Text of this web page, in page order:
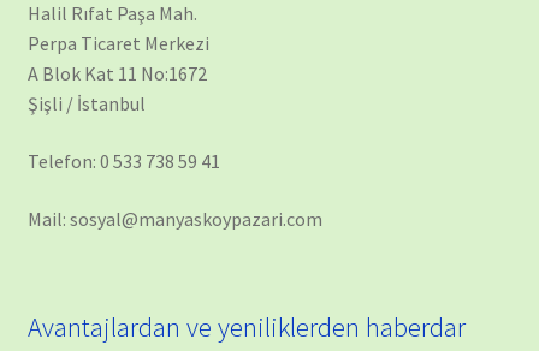
Halil Rıfat Paşa Mah.
Perpa Ticaret Merkezi
A Blok Kat 11 No:1672
Şişli / İstanbul
Telefon: 0 533 738 59 41
Mail: sosyal@manyaskoypazari.com
Avantajlardan ve yeniliklerden haberdar